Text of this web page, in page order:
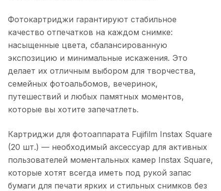
Фотокартриджи гарантируют стабильное
качество отпечатков на каждом снимке:
насыщенные цвета, сбалансированную
экспозицию и минимальные искажения. Это
делает их отличным выбором для творчества,
семейных фотоальбомов, вечеринок,
путешествий и любых памятных моментов,
которые вы хотите запечатлеть.
Картриджи для фотоаппарата Fujifilm Instax Square
(20 шт.) — необходимый аксессуар для активных
пользователей моментальных камер Instax Square,
которые хотят всегда иметь под рукой запас
бумаги для печати ярких и стильных снимков без